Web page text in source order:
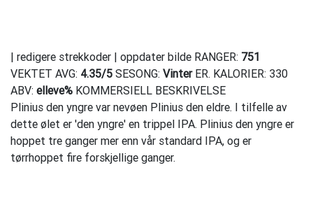
| redigere strekkoder | oppdater bilde RANGER: 751
VEKTET AVG: 4.35/5 SESONG: VinterER. KALORIER: 330
ABV: elleve% KOMMERSIELL BESKRIVELSE
Plinius den yngre var nevøen Plinius den eldre. I tilfelle av
dette ølet er 'den yngre' en trippel IPA. Plinius den yngre er
hoppet tre ganger mer enn vår standard IPA, og er
tørrhoppet fire forskjellige ganger.